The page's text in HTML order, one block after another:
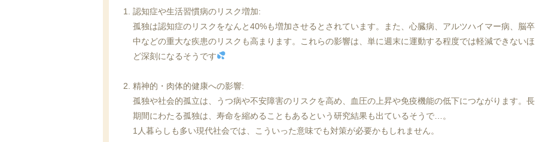
認知症や生活習慣病のリスク増加:
孤独は認知症のリスクをなんと40%も増加させるとされています。また、心臓病、アルツハイマー病、脳卒
中などの重大な疾患のリスクも高まります。これらの影響は、単に週末に運動する程度では軽減できないほ
ど深刻になるそうです
精神的・肉体的健康への影響:
孤独や社会的孤立は、うつ病や不安障害のリスクを高め、血圧の上昇や免疫機能の低下につながります。長
期間にわたる孤独は、寿命を縮めることもあるという研究結果も出ているそうで…。
1人暮らしも多い現代社会では、こういった意味でも対策が必要かもしれません。